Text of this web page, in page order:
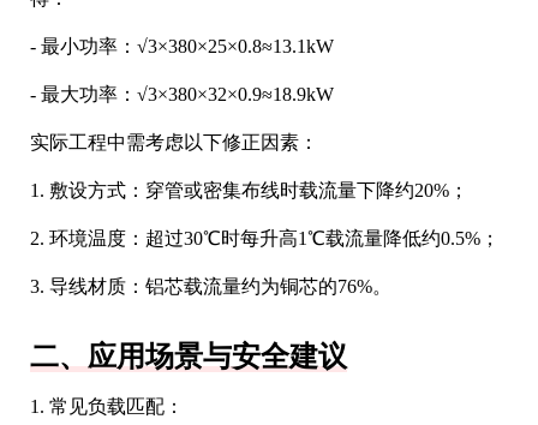
- 最小功率：√3×380×25×0.8≈13.1kW
- 最大功率：√3×380×32×0.9≈18.9kW
实际工程中需考虑以下修正因素：
1. 敷设方式：穿管或密集布线时载流量下降约20%；
2. 环境温度：超过30℃时每升高1℃载流量降低约0.5%；
3. 导线材质：铝芯载流量约为铜芯的76%。
二、应用场景与安全建议
1. 常见负载匹配：